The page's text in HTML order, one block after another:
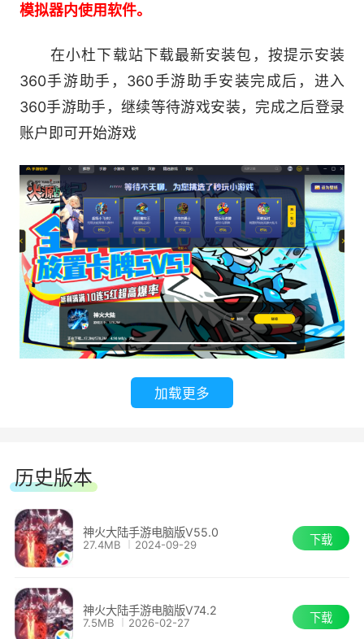
行细致地调整与自定义，在轮廓、五官、头发及妆
【实时天气系统 强化视觉美感】
游戏中引入了全新的实时天气系统，该系统在
移动端实现了端游级的天气变化和昼夜循环，季节
景别各有特色，在意境上增添了视觉美感的同时，
也增强了玩家在游戏中的沉浸感。会使玩家看到的
同一场景拥有不同表现，时而阳光明媚，时而晚风
醉人，这里，远比你想象的真实。
【精细画质与超带感打击 带来极致体验】
在强大的3D物理引擎渲染下，游戏中的战斗
以让玩家的每一场战斗更具有有观赏性和代入感。
模拟器内使用软件。
在小杜下载站下载最新安装包，按提示安装
360手游助手，360手游助手安装完成后，进入
360手游助手，继续等待游戏安装，完成之后登录
账户即可开始游戏
加载更多
历史版本
神火大陆手游电脑版V55.0
27.4MB 2024-09-29 下载
神火大陆手游电脑版V74.2
7.5MB 2026-02-27 下载